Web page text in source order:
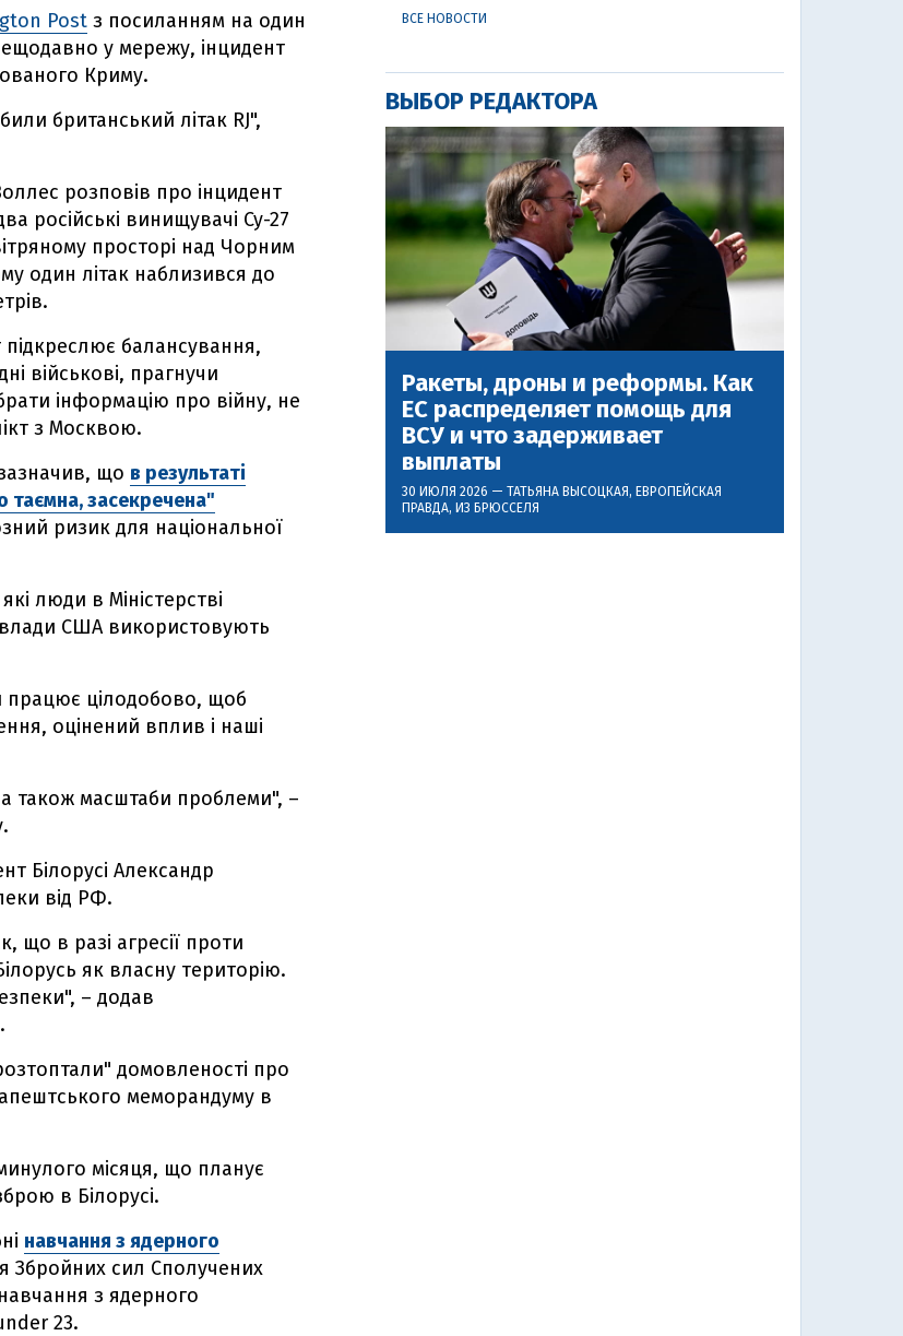
Post з посиланням на один
у мережу, інцидент
Криму.
британський літак RJ",
розповів про інцидент
російські винищувачі Су-27
просторі над Чорним
один літак наблизився до
балансування,
військові, прагнучи
інформацію про війну, не
з Москвою.
що в результаті
засекречена"
ризик для національної
люди в Міністерстві
США використовують
працює цілодобово, щоб
оцінений вплив і наші
також масштаби проблеми", –
Білорусі Александр
від РФ.
що в разі агресії проти
як власну територію.
– додав
домовленості про
меморандуму в
місяця, що планує
в Білорусі.
навчання з ядерного
Збройних сил Сполучених
з ядерного
23.
ВСЕ НОВОСТИ
ВЫБОР РЕДАКТОРА
Ракеты, дроны и реформы. Как
ЕС распределяет помощь для
ВСУ и что задерживает
выплаты
30 ИЮЛЯ 2026 — ТАТЬЯНА ВЫСОЦКАЯ, ЕВРОПЕЙСКАЯ
ПРАВДА, ИЗ БРЮССЕЛЯ